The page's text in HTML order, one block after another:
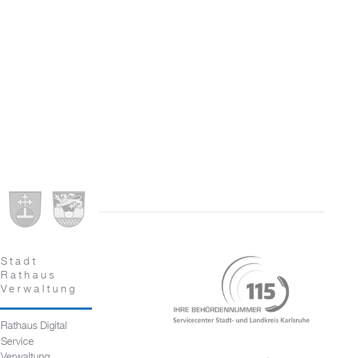
Stadt
Rathaus
Verwaltung
Rathaus Digital
Service